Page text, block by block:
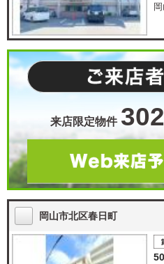
来店限定物件 302
岡山市北区春日町